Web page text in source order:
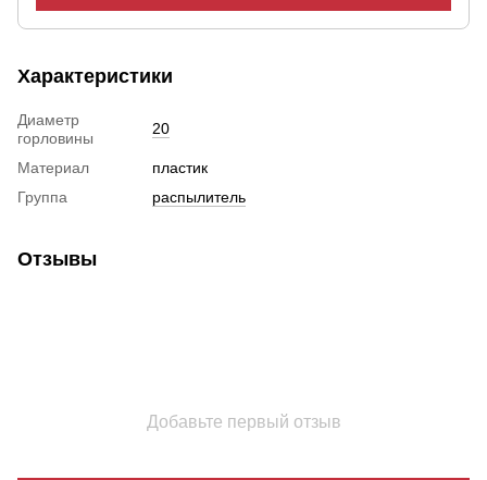
Характеристики
Диаметр
горловины
20
Материал
пластик
Группа
распылитель
Отзывы
Добавьте первый отзыв